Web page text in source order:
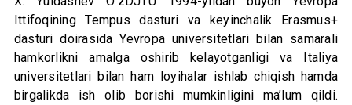
Ittifoqining Tempus dasturi va keyinchalik Erasmus+
dasturi doirasida Yevropa universitetlari bilan samarali
hamkorlikni amalga oshirib kelayotganligi va Italiya
universitetlari bilan ham loyihalar ishlab chiqish hamda
birgalikda ish olib borishi mumkinligini ma’lum qildi.